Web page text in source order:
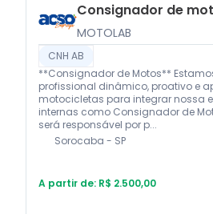
Consignador de
MOTOLAB
CNH AB
**Consignador de Motos**
profissional dinâmico, proativo e
motocicletas para integrar nossa
internas como Consignador de
será responsável por p...
Sorocaba - SP
A partir de: R$ 2.500,00